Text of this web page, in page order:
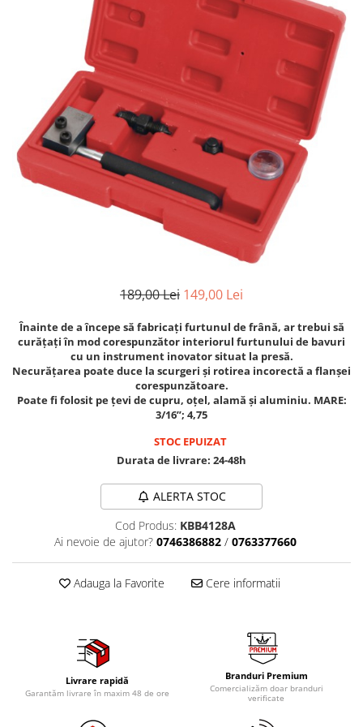
Clima/Aer conditionat
Cricuri cutie viteze
Dispozitive de sablat & accesorii
Dispozitive spalat piese
Dulapuri Bancuri Carucioare
Bancuri de lucru
Carucioare pentru marfa
Cutii pentru scule
Dulapuri echipate
Dulapuri pentru scule
Invertoare Sudura
Magneti fixare sudura
Mig-Mag
Prese pentru arcuri
Redresoare,Roboti Pornire,Cabluri
Accesorii schimb ulei
Chei filtru ulei
Scule De Mana si Unelte
Aparate de nituit si capsat
189,00 Lei 149,00 Lei
Înainte de a începe să fabricați furtunul de frână, ar trebui să
curățați în mod corespunzător interiorul furtunului de bavuri
cu un instrument inovator situat la presă.
Necurățarea poate duce la scurgeri și rotirea incorectă a flanșei
corespunzătoare.
Poate fi folosit pe țevi de cupru, oțel, alamă și aluminiu. MARE:
3/16”; 4,75
STOC EPUIZAT
Durata de livrare: 24-48h
ALERTA STOC
Cod Produs: KBB4128A
Ai nevoie de ajutor? 0746386882 / 0763377660
Adauga la Favorite Cere informatii
Livrare rapidă
Garantăm livrare în maxim 48 de ore
Branduri Premium
Comercializăm doar branduri
verificate